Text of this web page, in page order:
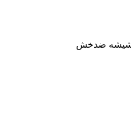
+ شیشه ضدخش